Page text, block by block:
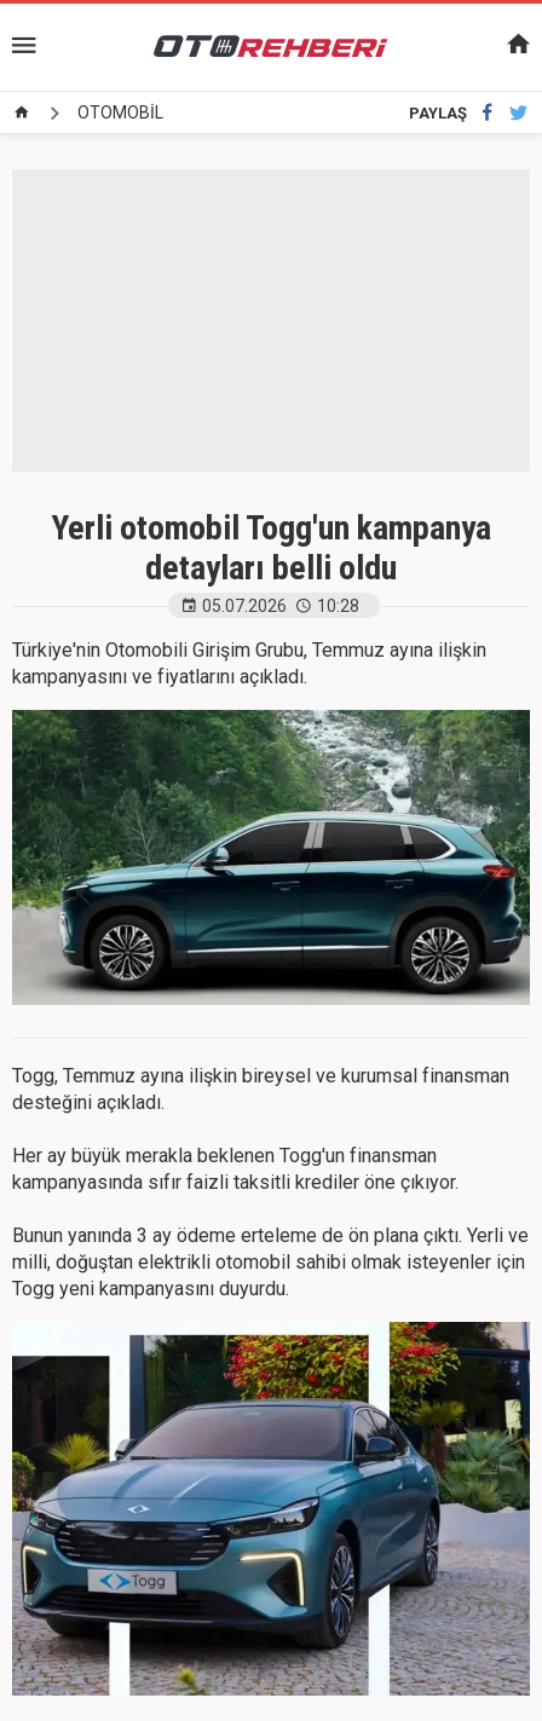
OTOMOBİL PAYLAŞ
Yerli otomobil Togg'un kampanya
detayları belli oldu
05.07.2026 10:28
Türkiye'nin Otomobili Girişim Grubu, Temmuz ayına ilişkin
kampanyasını ve fiyatlarını açıkladı.
Togg, Temmuz ayına ilişkin bireysel ve kurumsal finansman
desteğini açıkladı.
Her ay büyük merakla beklenen Togg'un finansman
kampanyasında sıfır faizli taksitli krediler öne çıkıyor.
Bunun yanında 3 ay ödeme erteleme de ön plana çıktı. Yerli ve
milli, doğuştan elektrikli otomobil sahibi olmak isteyenler için
Togg yeni kampanyasını duyurdu.